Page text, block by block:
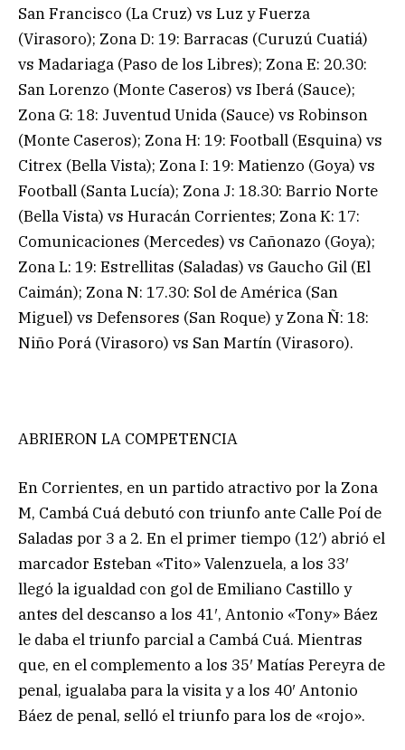
San Francisco (La Cruz) vs Luz y Fuerza
(Virasoro); Zona D: 19: Barracas (Curuzú Cuatiá)
vs Madariaga (Paso de los Libres); Zona E: 20.30:
San Lorenzo (Monte Caseros) vs Iberá (Sauce);
Zona G: 18: Juventud Unida (Sauce) vs Robinson
(Monte Caseros); Zona H: 19: Football (Esquina) vs
Citrex (Bella Vista); Zona I: 19: Matienzo (Goya) vs
Football (Santa Lucía); Zona J: 18.30: Barrio Norte
(Bella Vista) vs Huracán Corrientes; Zona K: 17:
Comunicaciones (Mercedes) vs Cañonazo (Goya);
Zona L: 19: Estrellitas (Saladas) vs Gaucho Gil (El
Caimán); Zona N: 17.30: Sol de América (San
Miguel) vs Defensores (San Roque) y Zona Ñ: 18:
Niño Porá (Virasoro) vs San Martín (Virasoro).
ABRIERON LA COMPETENCIA
En Corrientes, en un partido atractivo por la Zona
M, Cambá Cuá debutó con triunfo ante Calle Poí de
Saladas por 3 a 2. En el primer tiempo (12′) abrió el
marcador Esteban «Tito» Valenzuela, a los 33′
llegó la igualdad con gol de Emiliano Castillo y
antes del descanso a los 41′, Antonio «Tony» Báez
le daba el triunfo parcial a Cambá Cuá. Mientras
que, en el complemento a los 35′ Matías Pereyra de
penal, igualaba para la visita y a los 40′ Antonio
Báez de penal, selló el triunfo para los de «rojo».